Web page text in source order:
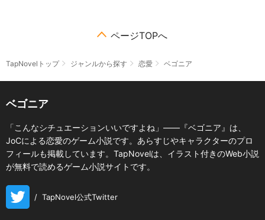
ページTOPへ
TapNovelトップ ジャンルから探す 恋愛 ベゴニア
ベゴニア
「こんなシチュエーションいいですよね」――『ベゴニア』は、
JoCによる恋愛のゲーム小説です。あらすじやキャラクターのプロ
フィールも掲載しています。TapNovelは、イラスト付きのWeb小説
が無料で読めるゲーム小説サイトです。
/ TapNovel公式Twitter